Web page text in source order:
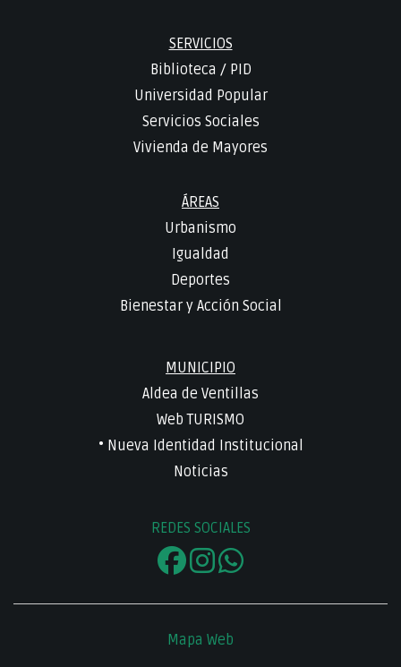
SERVICIOS
Biblioteca / PID
Universidad Popular
Servicios Sociales
Vivienda de Mayores
ÁREAS
Urbanismo
Igualdad
Deportes
Bienestar y Acción Social
MUNICIPIO
Aldea de Ventillas
Web TURISMO
• Nueva Identidad Institucional
Noticias
REDES SOCIALES
Mapa Web